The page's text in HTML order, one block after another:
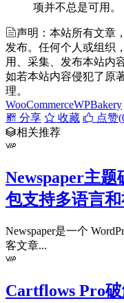
项并不总是可用。
声明：本站所有文章
发布。任何个人或组织
用、采集、发布本站内
如若本站内容侵犯了原
理。
WooCommerceWPBakery
分享
收藏 点赞(
相关推荐
Newspaper主
包支持多语言
Newspaper是一个
客文章...
Cartflows Pro